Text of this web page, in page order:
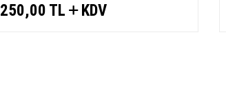
250,00 TL KDV